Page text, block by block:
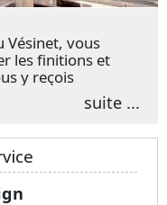
Vésinet, vous
les finitions et
y reçois
votre projet et
en choix plussuite ...